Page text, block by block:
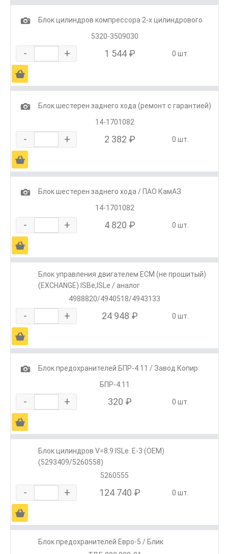
1
Блок цилиндров компрессора 2-х цилиндрового
5320-3509030
- + 1 544 ₽ 0 шт.
Ä
1
Блок шестерен заднего хода (ремонт с гарантией)
14-1701082
- + 2 382 ₽ 0 шт.
Ä
1
Блок шестерен заднего хода / ПАО КамАЗ
14-1701082
- + 4 820 ₽ 0 шт.
Ä
Блок управления двигателем ECM (не прошитый)
(EXCHANGE) ISBe,ISLe / аналог
4988820/4940518/4943133
- + 24 948 ₽ 0 шт.
Ä
1
Блок предохранителей БПР-4.11 / Завод Копир
БПР-4.11
- + 320 ₽ 0 шт.
Ä
Блок цилиндров V=8.9 ISLe. E-3 (ОЕМ)
(5293409/5260558)
5260555
- + 124 740 ₽ 0 шт.
Ä
Блок предохранителей Евро-5 / Блик